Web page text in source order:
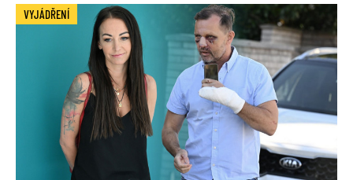
VYJÁDŘENÍ